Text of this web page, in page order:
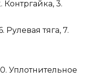
Контргайка, 3.
тяга, 7.
Уплотнительное